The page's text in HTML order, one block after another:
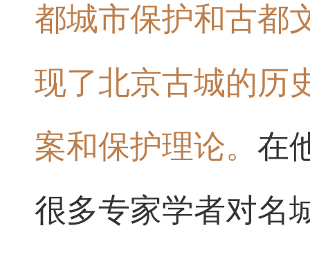
都城市保护和古都
现了北京古城的历
案和保护理论。 在
很多专家学者对名